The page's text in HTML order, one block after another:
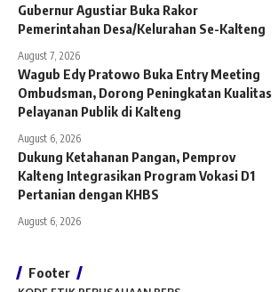
Gubernur Agustiar Buka Rakor
Pemerintahan Desa/Kelurahan Se-Kalteng
August 7, 2026
Wagub Edy Pratowo Buka Entry Meeting
Ombudsman, Dorong Peningkatan Kualitas
Pelayanan Publik di Kalteng
August 6, 2026
Dukung Ketahanan Pangan, Pemprov
Kalteng Integrasikan Program Vokasi D1
Pertanian dengan KHBS
August 6, 2026
Footer